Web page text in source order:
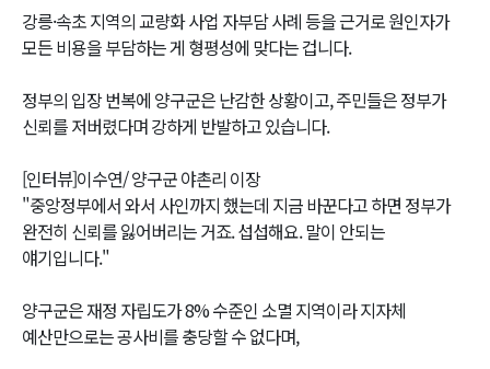
강릉·속초 지역의 교량화 사업 자부담 사례 등을 근거로 원인자가
모든 비용을 부담하는 게 형평성에 맞다는 겁니다.
정부의 입장 번복에 양구군은 난감한 상황이고, 주민들은 정부가
신뢰를 저버렸다며 강하게 반발하고 있습니다.
[인터뷰]이수연/ 양구군 야촌리 이장
"중앙정부에서 와서 사인까지 했는데 지금 바꾼다고 하면 정부가
완전히 신뢰를 잃어버리는 거죠. 섭섭해요. 말이 안되는
얘기입니다."
양구군은 재정 자립도가 8% 수준인 소멸 지역이라 지자체
예산만으로는 공사비를 충당할 수 없다며,